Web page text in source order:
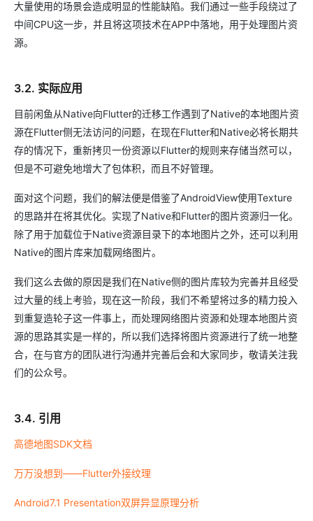
大量使用的场景会造成明显的性能缺陷。我们通过一些手段绕过了
中间CPU这一步，并且将这项技术在APP中落地，用于处理图片资
源。
3.2. 实际应用
目前闲鱼从Native向Flutter的迁移工作遇到了Native的本地图片资
源在Flutter侧无法访问的问题，在现在Flutter和Native必将长期共
存的情况下，重新拷贝一份资源以Flutter的规则来存储当然可以，
但是不可避免地增大了包体积，而且不好管理。
面对这个问题，我们的解法便是借鉴了AndroidView使用Texture
的思路并在将其优化。实现了Native和Flutter的图片资源归一化。
除了用于加载位于Native资源目录下的本地图片之外，还可以利用
Native的图片库来加载网络图片。
我们这么去做的原因是我们在Native侧的图片库较为完善并且经受
过大量的线上考验，现在这一阶段，我们不希望将过多的精力投入
到重复造轮子这一件事上，而处理网络图片资源和处理本地图片资
源的思路其实是一样的，所以我们选择将图片资源进行了统一地整
合，在与官方的团队进行沟通并完善后会和大家同步，敬请关注我
们的公众号。
3.4. 引用
高德地图SDK文档
万万没想到——Flutter外接纹理
Android7.1 Presentation双屏异显原理分析